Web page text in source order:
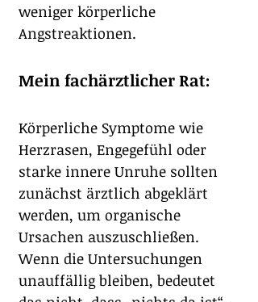
weniger körperliche
Angstreaktionen.
Mein fachärztlicher Rat:
Körperliche Symptome wie
Herzrasen, Engegefühl oder
starke innere Unruhe sollten
zunächst ärztlich abgeklärt
werden, um organische
Ursachen auszuschließen.
Wenn die Untersuchungen
unauffällig bleiben, bedeutet